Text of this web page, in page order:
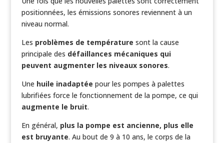
positionnées, les émissions sonores reviennent à un
niveau normal.
Les problèmes de température sont la cause
principale des défaillances mécaniques qui
peuvent augmenter les niveaux sonores.
Une huile inadaptée pour les pompes à palettes
lubrifiées force le fonctionnement de la pompe, ce qui
augmente le bruit.
En général, plus la pompe est ancienne, plus elle
est bruyante. Au bout de 9 à 10 ans, le corps de la